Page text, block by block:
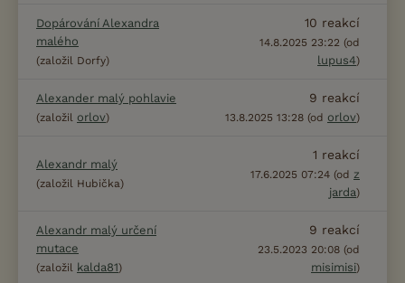
Dopárování Alexandra
malého
(založil Dorfy)
10 reakcí
14.8.2025 23:22 (od
lupus4)
Alexander malý pohlavie
(založil orlov)
9 reakcí
13.8.2025 13:28 (od orlov)
Alexandr malý
(založil Hubička)
1 reakcí
17.6.2025 07:24 (od z
jarda)
Alexandr malý určení
mutace
(založil kalda81)
9 reakcí
23.5.2023 20:08 (od
misimisi)